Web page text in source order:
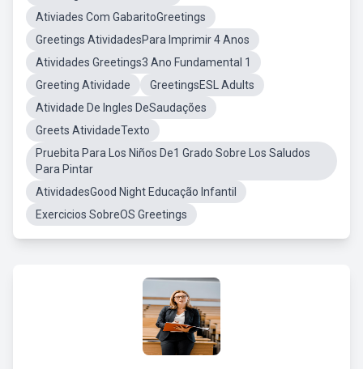
Ativiades Com GabaritoGreetings
Greetings AtividadesPara Imprimir 4 Anos
Atividades Greetings3 Ano Fundamental 1
Greeting Atividade
GreetingsESL Adults
Atividade De Ingles DeSaudações
Greets AtividadeTexto
Pruebita Para Los Niños De1 Grado Sobre Los Saludos
Para Pintar
AtividadesGood Night Educação Infantil
Exercicios SobreOS Greetings